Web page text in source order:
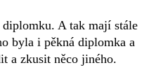
diplomku. A tak mají stále
byla i pěkná diplomka a
a zkusit něco jiného.